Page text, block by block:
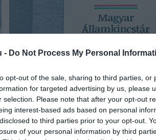
- Do Not Process My Personal
opt-out of the sale, sharing to third parties, or
for targeted advertising by us, please
selection. Please note that after your opt-out
interest-based ads based on personal
to third parties prior to your opt-out.
of your personal information by third
PÉNZ
Veszélyben az
Államkincstártól
Adathalász e-mailben csalók élnek vissza a